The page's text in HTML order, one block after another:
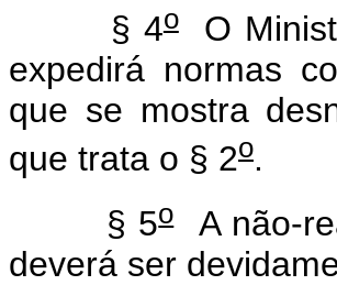
§ 4oO
expedirá normas
que se mostra
que trata o § 2o.
§ 5oA não-
deverá ser